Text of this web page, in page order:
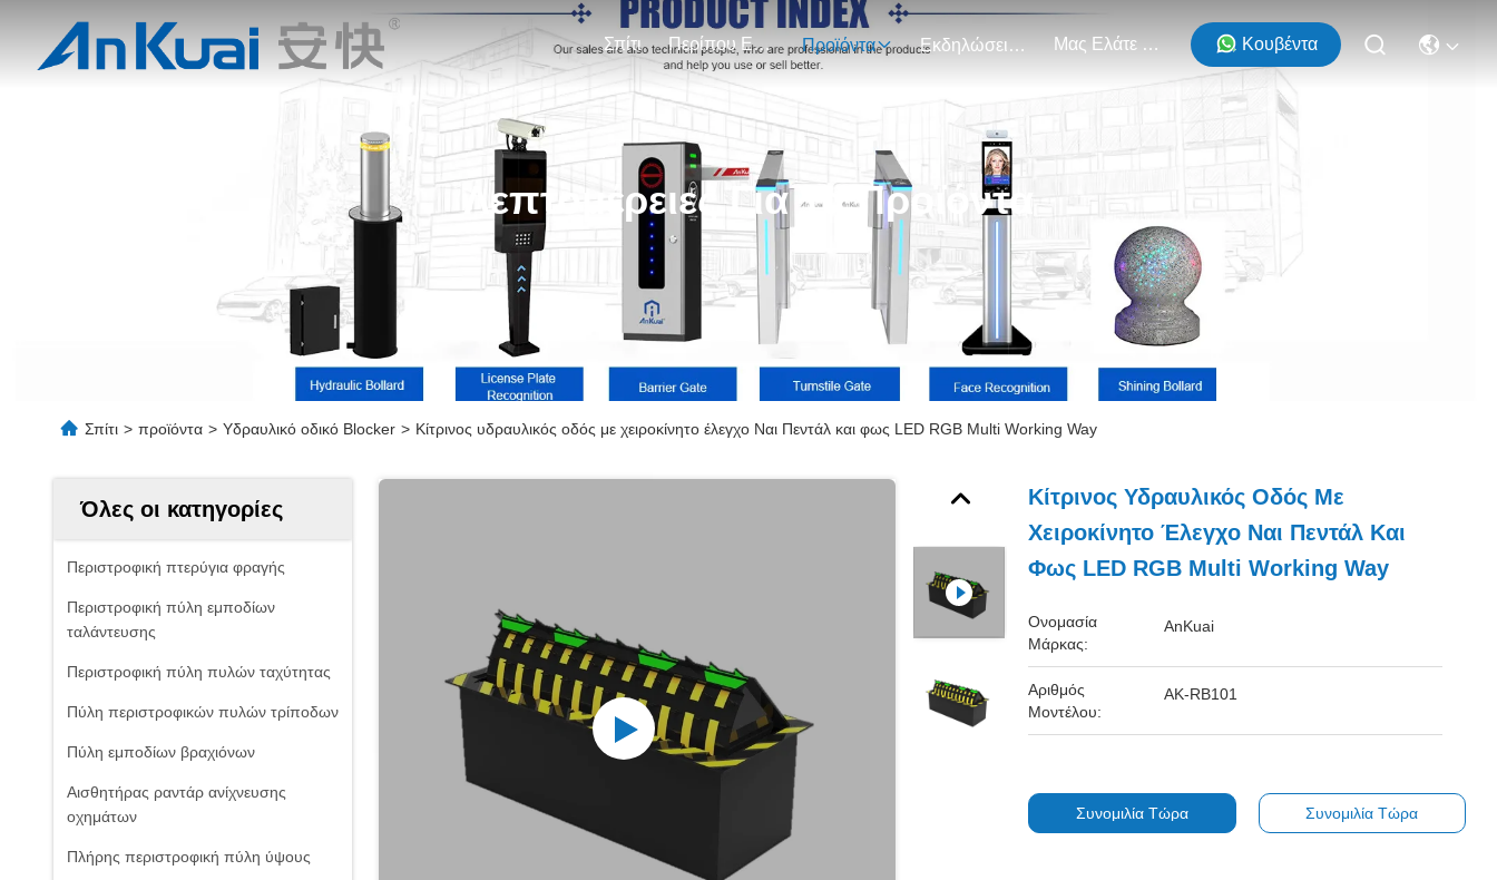
Σπίτι Περίπου Εμείς Προϊόντα Εκδηλώσεις Μας Ελάτε Σε Επαφή Με Κουβέντα
Λεπτομέρειες Για Τα Προϊόντα
Σπίτι > προϊόντα > Υδραυλικό οδικό Blocker > Κίτρινος υδραυλικός οδός με χειροκίνητο έλεγχο Ναι Πεντάλ και φως LED RGB Multi Working Way
Όλες οι κατηγορίες
Περιστροφική πτερύγια φραγής
Περιστροφική πύλη εμποδίων
ταλάντευσης
Περιστροφική πύλη πυλών ταχύτητας
Πύλη περιστροφικών πυλών τρίποδων
Πύλη εμποδίων βραχιόνων
Αισθητήρας ραντάρ ανίχνευσης
οχημάτων
Πλήρης περιστροφική πύλη ύψους
Κίτρινος Υδραυλικός Οδός Με
Χειροκίνητο Έλεγχο Ναι Πεντάλ Και
Φως LED RGB Multi Working Way
Ονομασία
Μάρκας:
AnKuai
Αριθμός
Μοντέλου:
AK-RB101
Συνομιλία Τώρα Συνομιλία Τώρα